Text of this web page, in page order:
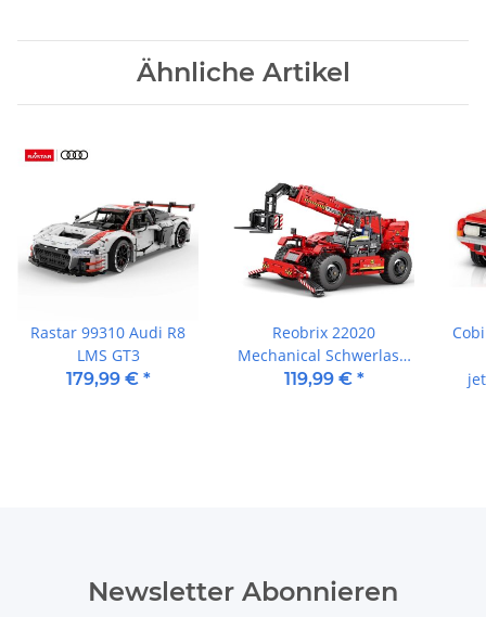
Ähnliche Artikel
Rastar 99310 Audi R8
LMS GT3
179,99 € *
Reobrix 22020
Mechanical Schwerlast-
Gabelstapler RC
119,99 € *
Newsletter Abonnieren